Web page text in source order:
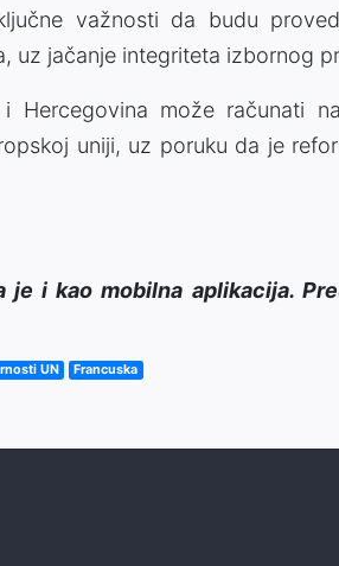
važnosti da budu
uz jačanje integriteta izbornog
Hercegovina može računati
uniji, uz poruku da je
je i kao mobilna aplikacija.
UN Francuska